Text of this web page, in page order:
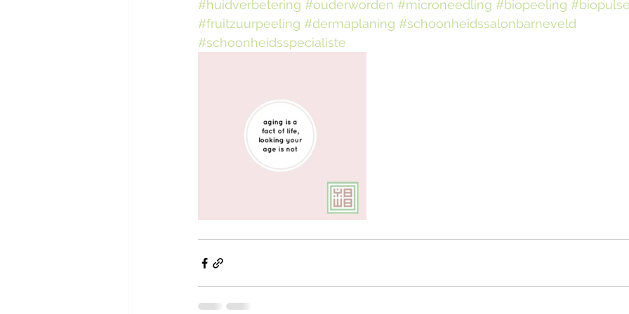
#huidverbetering #ouderworden #microneedling #biopeeling
#fruitzuurpeeling #dermaplaning #schoonheidssalonbarneveld
#schoonheidsspecialiste